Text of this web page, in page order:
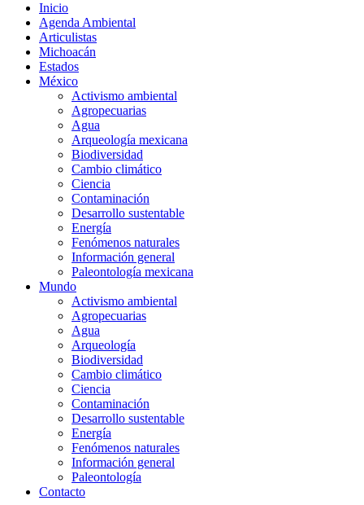
Inicio
Agenda Ambiental
Articulistas
Michoacán
Estados
México
Activismo ambiental
Agropecuarias
Agua
Arqueología mexicana
Biodiversidad
Cambio climático
Ciencia
Contaminación
Desarrollo sustentable
Energía
Fenómenos naturales
Información general
Paleontología mexicana
Mundo
Activismo ambiental
Agropecuarias
Agua
Arqueología
Biodiversidad
Cambio climático
Ciencia
Contaminación
Desarrollo sustentable
Energía
Fenómenos naturales
Información general
Paleontología
Contacto